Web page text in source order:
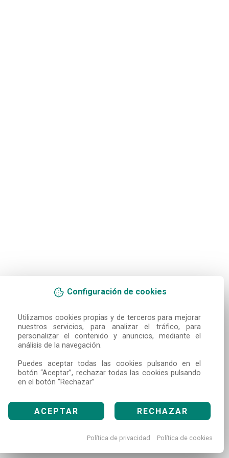
Configuración de cookies
Utilizamos cookies propias y de terceros para mejorar
nuestros servicios, para analizar el tráfico, para
personalizar el contenido y anuncios, mediante el
análisis de la navegación.
Puedes aceptar todas las cookies pulsando en el
botón “Aceptar”, rechazar todas las cookies pulsando
en el botón “Rechazar”
ACEPTAR RECHAZAR
Política de privacidad Política de cookies